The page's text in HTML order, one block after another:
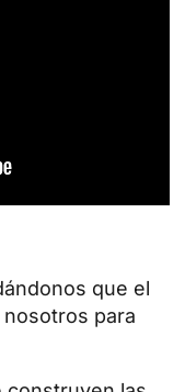
que el
para